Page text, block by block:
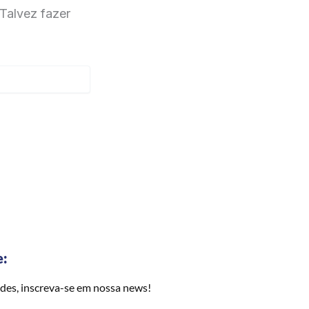
fazer
inscreva-se em nossa news!